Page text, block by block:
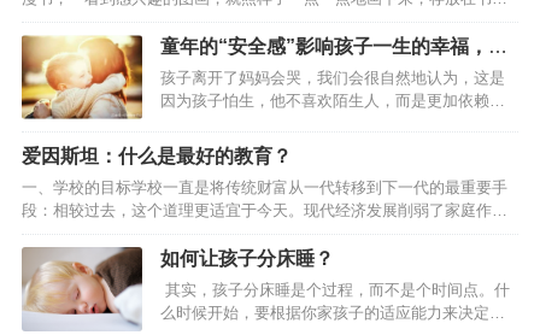
里，有时候还会拿出来给爸爸妈妈他（她）们欣赏一下，他们都赞我画
得好，这让我对画画产生了浓厚地兴趣，自信心也增强了。有一次，我
在电视上看见一位叫齐白石的画家，他画得“虾”可棒了，就像真的一样，
我非常羡慕他，想和他那样当一名真正的大画家。我的心愿终于在上学
前班的时候实现了。那时候，奶奶告诉我：我是怎么出生的，又是怎样
一点一点长大的。让我明白爸爸妈妈爷爷奶奶是最爱我的亲人，是他
（…
童年的“安全感”影响孩子一生的幸福，家
长如何为孩子建立安全感
孩子离开了妈妈会哭，我们会很自然地认为，这是
因为孩子怕生，他不喜欢陌生人，而是更加依赖像
慌，需要依赖的重要原因，但是在孩子的不安情绪
里，孩子一部分来自于安全感的匮乏。台剧《想见
你》讲述的是一个年轻人之间的故事，在这个故事
中，陈韵如是一个有原生家庭创伤的女儿，她的母
亲重男轻女，家里什么都要给弟弟，包括她自己，
也是对弟弟迁就、牺牲的“物品”之一。陈韵如是一个
从小就内向孤僻的女生，戴着一个耳机自己走在路
上，看起来很孤独又很自如，可是那份拒绝让人以
爱因斯坦：什么是最好的教育？
一、学校的目标学校一直是将传统财富从一代转移到下一代的最重要手
段：相较过去，这个道理更适宜于今天。现代经济发展削弱了家庭作为
传统和教育承载者的角色。因此，人类社会的生存和健康更加依赖于学
校。有时候，人们把学校看成仅仅是一种工具，靠它将一定数量的知识
传递给成长中的下一代。事实并不是这样的。知识是死的，而学校却是
在为活人服务。它旨在培养年轻人对社会繁荣有价值的品质和能力。但
这并不意味着剥夺个人的独特性，以使他成为社区中不情愿的工具，就
如何让孩子分床睡？
其实，孩子分床睡是个过程，而不是个时间点。什
么时候开始，要根据你家孩子的适应能力来决定，